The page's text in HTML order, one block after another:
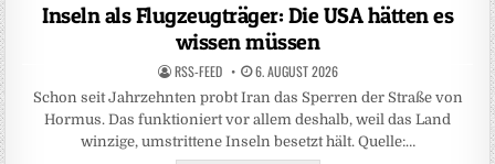
Inseln als Flugzeugträger: Die USA hätten es
wissen müssen
RSS-FEED 6. AUGUST 2026
Schon seit Jahrzehnten probt Iran das Sperren der Straße von
Hormus. Das funktioniert vor allem deshalb, weil das Land
winzige, umstrittene Inseln besetzt hält. Quelle:…